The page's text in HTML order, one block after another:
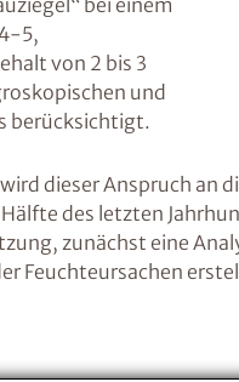
bei einem
5,
von 2 bis 3
und
berücksichtigt.
dieser Anspruch an
des letzten
zunächst eine
Feuchteursachen